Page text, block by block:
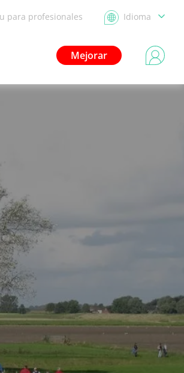
para profesionales Idioma
Mejorar